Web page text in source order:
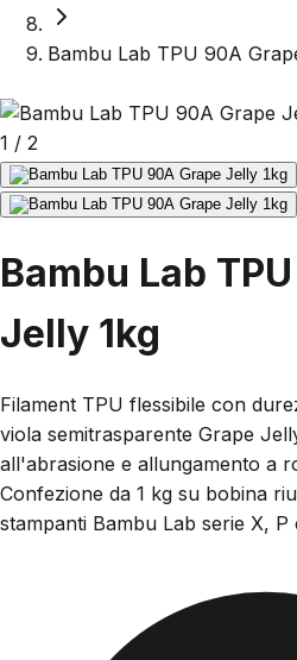
Bambu Lab TPU 90A
1 / 2
Bambu Lab
Jelly 1kg
Filament TPU flessibile con
viola semitrasparente Grape
all'abrasione e allungamento a
Confezione da 1 kg su bobina
stampanti Bambu Lab serie X, P